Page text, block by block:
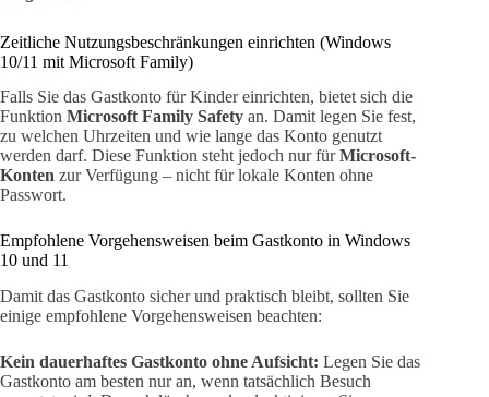
Zeitliche Nutzungsbeschränkungen einrichten (Windows
10/11 mit Microsoft Family)
Falls Sie das Gastkonto für Kinder einrichten, bietet sich die
Funktion Microsoft Family Safety an. Damit legen Sie fest,
zu welchen Uhrzeiten und wie lange das Konto genutzt
werden darf. Diese Funktion steht jedoch nur fürMicrosoft-
Konten zur Verfügung – nicht für lokale Konten ohne
Passwort.
Empfohlene Vorgehensweisen beim Gastkonto in Windows
10 und 11
Damit das Gastkonto sicher und praktisch bleibt, sollten Sie
einige empfohlene Vorgehensweisen beachten:
Kein dauerhaftes Gastkonto ohne Aufsicht: Legen Sie das
Gastkonto am besten nur an, wenn tatsächlich Besuch